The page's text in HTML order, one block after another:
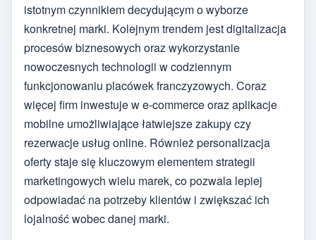
istotnym czynnikiem decydującym o wyborze
konkretnej marki. Kolejnym trendem jest digitalizacja
procesów biznesowych oraz wykorzystanie
nowoczesnych technologii w codziennym
funkcjonowaniu placówek franczyzowych. Coraz
więcej firm inwestuje w e-commerce oraz aplikacje
mobilne umożliwiające łatwiejsze zakupy czy
rezerwacje usług online. Również personalizacja
oferty staje się kluczowym elementem strategii
marketingowych wielu marek, co pozwala lepiej
odpowiadać na potrzeby klientów i zwiększać ich
lojalność wobec danej marki.